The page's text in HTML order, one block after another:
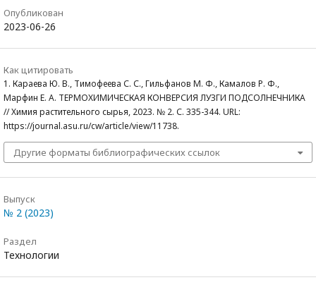
Опубликован
2023-06-26
Как цитировать
1. Караева Ю. В., Тимофеева С. С., Гильфанов М. Ф., Камалов Р. Ф.,
Марфин Е. А. ТЕРМОХИМИЧЕСКАЯ КОНВЕРСИЯ ЛУЗГИ ПОДСОЛНЕЧНИКА
// Химия растительного сырья, 2023. № 2. С. 335-344. URL:
https://journal.asu.ru/cw/article/view/11738.
Другие форматы библиографических ссылок
Выпуск
№ 2 (2023)
Раздел
Технологии